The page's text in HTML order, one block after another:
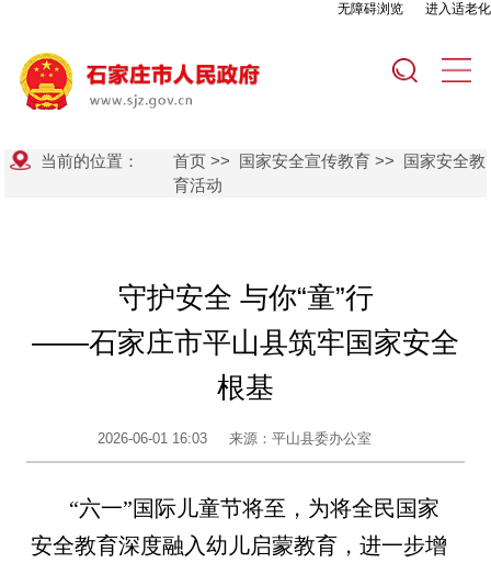
无障碍浏览 进入适老化
当前的位置： 首页 >> 国家安全宣传教育 >> 国家安全教
育活动
守护安全 与你“童”行
——石家庄市平山县筑牢国家安全
根基
2026-06-01 16:03 来源：平山县委办公室
“六一”国际儿童节将至，为将全民国家
安全教育深度融入幼儿启蒙教育，进一步增